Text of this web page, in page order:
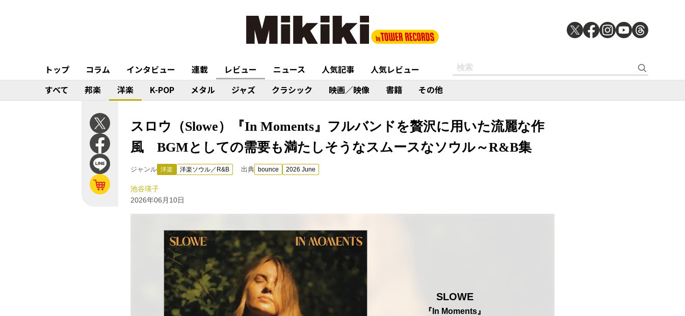
トップ コラム インタビュー 連載 レビュー ニュース 人気記事
人気レビュー
すべて
邦楽 洋楽 K-POP メタル ジャズ クラシック 映画／映像 書籍 その他
スロウ（Slowe）『In Moments』フルバンドを贅沢に用いた流麗な作
風 BGMとしての需要も満たしそうなスムースなソウル～R&B集
ジャンル 洋楽 洋楽ソウル／R&B 出典 bounce 2026 June
池谷瑛子
2026年06月10日
SLOWE
『In Moments』